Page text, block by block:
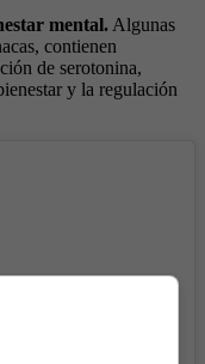
mental. Algunas
contienen
de serotonina,
y la regulación